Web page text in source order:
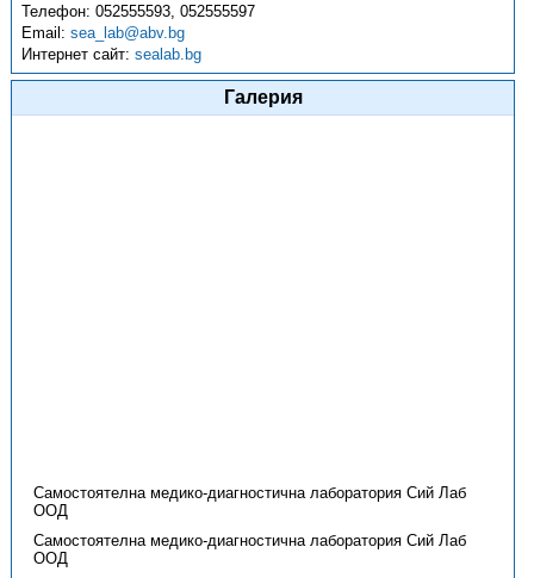
Телефон:052555593, 052555597
Email:sea_lab@abv.bg
Интернет сайт:sealab.bg
Галерия
Самостоятелна медико-диагностична лаборатория Сий Лаб
ООД
Самостоятелна медико-диагностична лаборатория Сий Лаб
ООД